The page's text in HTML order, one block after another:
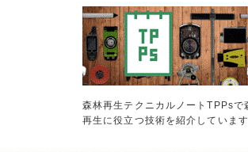
森林再生テクニカルノートTPPsで
再生に役立つ技術を紹介しています